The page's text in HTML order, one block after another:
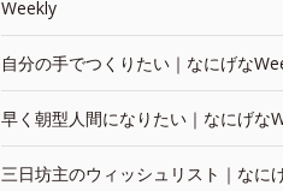
Weekly
自分の手でつくりたい｜なにげな
早く朝型人間になりたい｜なにげな
三日坊主のウィッシュリスト｜なに